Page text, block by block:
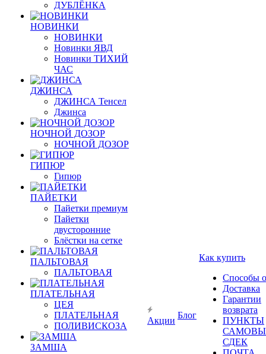
ДУБЛЁНКА
НОВИНКИ
НОВИНКИ
Новинки ЯВД
Новинки ТИХИЙ
ЧАС
ДЖИНСА
ДЖИНСА Тенсел
Джинса
НОЧНОЙ ДОЗОР
НОЧНОЙ ДОЗОР
ГИПЮР
Гипюр
ПАЙЕТКИ
Пайетки премиум
Пайетки
двусторонние
Блёстки на сетке
ПАЛЬТОВАЯ
ПАЛЬТОВАЯ
ПЛАТЕЛЬНАЯ
ЦЕЯ
ПЛАТЕЛЬНАЯ
ПОЛИВИСКОЗА
ЗАМША
Акции
Блог
Как купить
Способы
Доставка
Гарантии
возврата
ПУНКТЫ
СДЕК